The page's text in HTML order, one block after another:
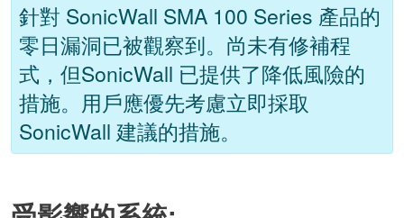
針對 SonicWall SMA 100 Series 產品的
零日漏洞已被觀察到。尚未有修補程
式，但SonicWall 已提供了降低風險的
措施。用戶應優先考慮立即採取
SonicWall 建議的措施。